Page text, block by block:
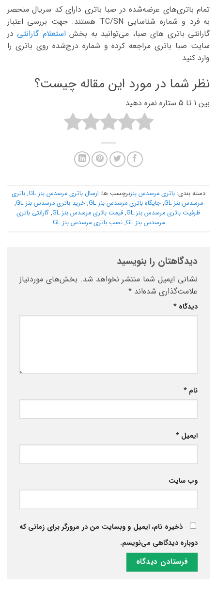
تمام باتری‌های عرضه‌شده در صبا باتری دارای کد سریال منحصر
به فرد و شماره شناسایی TC/SN هستند. جهت بررسی اعتبار
گارانتی باتری های صبا، می‌توانید به بخش استعلام گارانتی در
سایت صبا باتری مراجعه کرده و شماره درج‌شده روی باتری را
وارد کنید.
نظر شما در مورد این مقاله چیست؟
بین 1 تا 5 ستاره نمره دهید
دسته بندی: باتری مرسدس بنزبرچسب ها: ارسال باتری مرسدس بنز GL , باتری
مرسدس بنز GL
,جایگاه باتری مرسدس بنز GL ,خرید باتری مرسدس بنز GL
,
ظرفیت باتری مرسدس بنز GL
, قیمت باتری مرسدس بنز GL , گارانتی باتری
مرسدس بنز GL
,نصب باتری مرسدس بنز GL
دیدگاهتان را بنویسید
نشانی ایمیل شما منتشر نخواهد شد. بخش‌های موردنیاز
علامت‌گذاری شده‌اند *
دیدگاه *
نام *
ایمیل *
وب‌ سایت
ذخیره نام، ایمیل و وبسایت من در مرورگر برای زمانی که
دوباره دیدگاهی می‌نویسم.